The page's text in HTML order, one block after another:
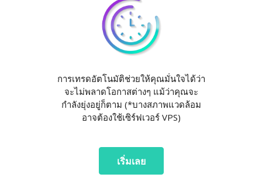
การเทรดอัตโนมัติช่วยให้คุณมั่นใจได้ว่า
จะไม่พลาดโอกาสต่างๆ แม้ว่าคุณจะ
กำลังยุ่งอยู่ก็ตาม (*บางสภาพแวดล้อม
อาจต้องใช้เซิร์ฟเวอร์ VPS)
เริ่มเลย